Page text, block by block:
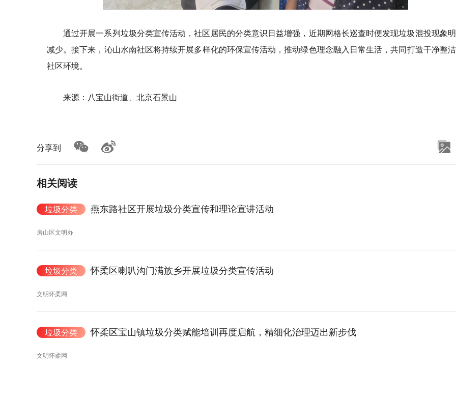
通过开展一系列垃圾分类宣传活动，社区居民的分类意识日益增强，近期网格长巡查时便发现垃圾混投现象
减少。接下来，沁山水南社区将持续开展多样化的环保宣传活动，推动绿色理念融入日常生活，共同打造干净整
社区环境。
来源：八宝山街道、北京石景山
分享到
相关阅读
垃圾分类 燕东路社区开展垃圾分类宣传和理论宣讲活动
房山区文明办
垃圾分类 怀柔区喇叭沟门满族乡开展垃圾分类宣传活动
文明怀柔网
垃圾分类 怀柔区宝山镇垃圾分类赋能培训再度启航，精细化治理迈出新步伐
文明怀柔网